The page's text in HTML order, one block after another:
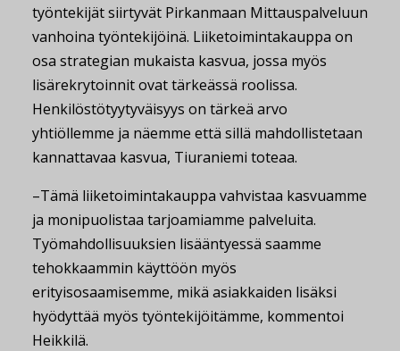
työntekijät siirtyvät Pirkanmaan Mittauspalveluun
vanhoina työntekijöinä. Liiketoimintakauppa on
osa strategian mukaista kasvua, jossa myös
lisärekrytoinnit ovat tärkeässä roolissa.
Henkilöstötyytyväisyys on tärkeä arvo
yhtiöllemme ja näemme että sillä mahdollistetaan
kannattavaa kasvua, Tiuraniemi toteaa.
–Tämä liiketoimintakauppa vahvistaa kasvuamme
ja monipuolistaa tarjoamiamme palveluita.
Työmahdollisuuksien lisääntyessä saamme
tehokkaammin käyttöön myös
erityisosaamisemme, mikä asiakkaiden lisäksi
hyödyttää myös työntekijöitämme, kommentoi
Heikkilä.